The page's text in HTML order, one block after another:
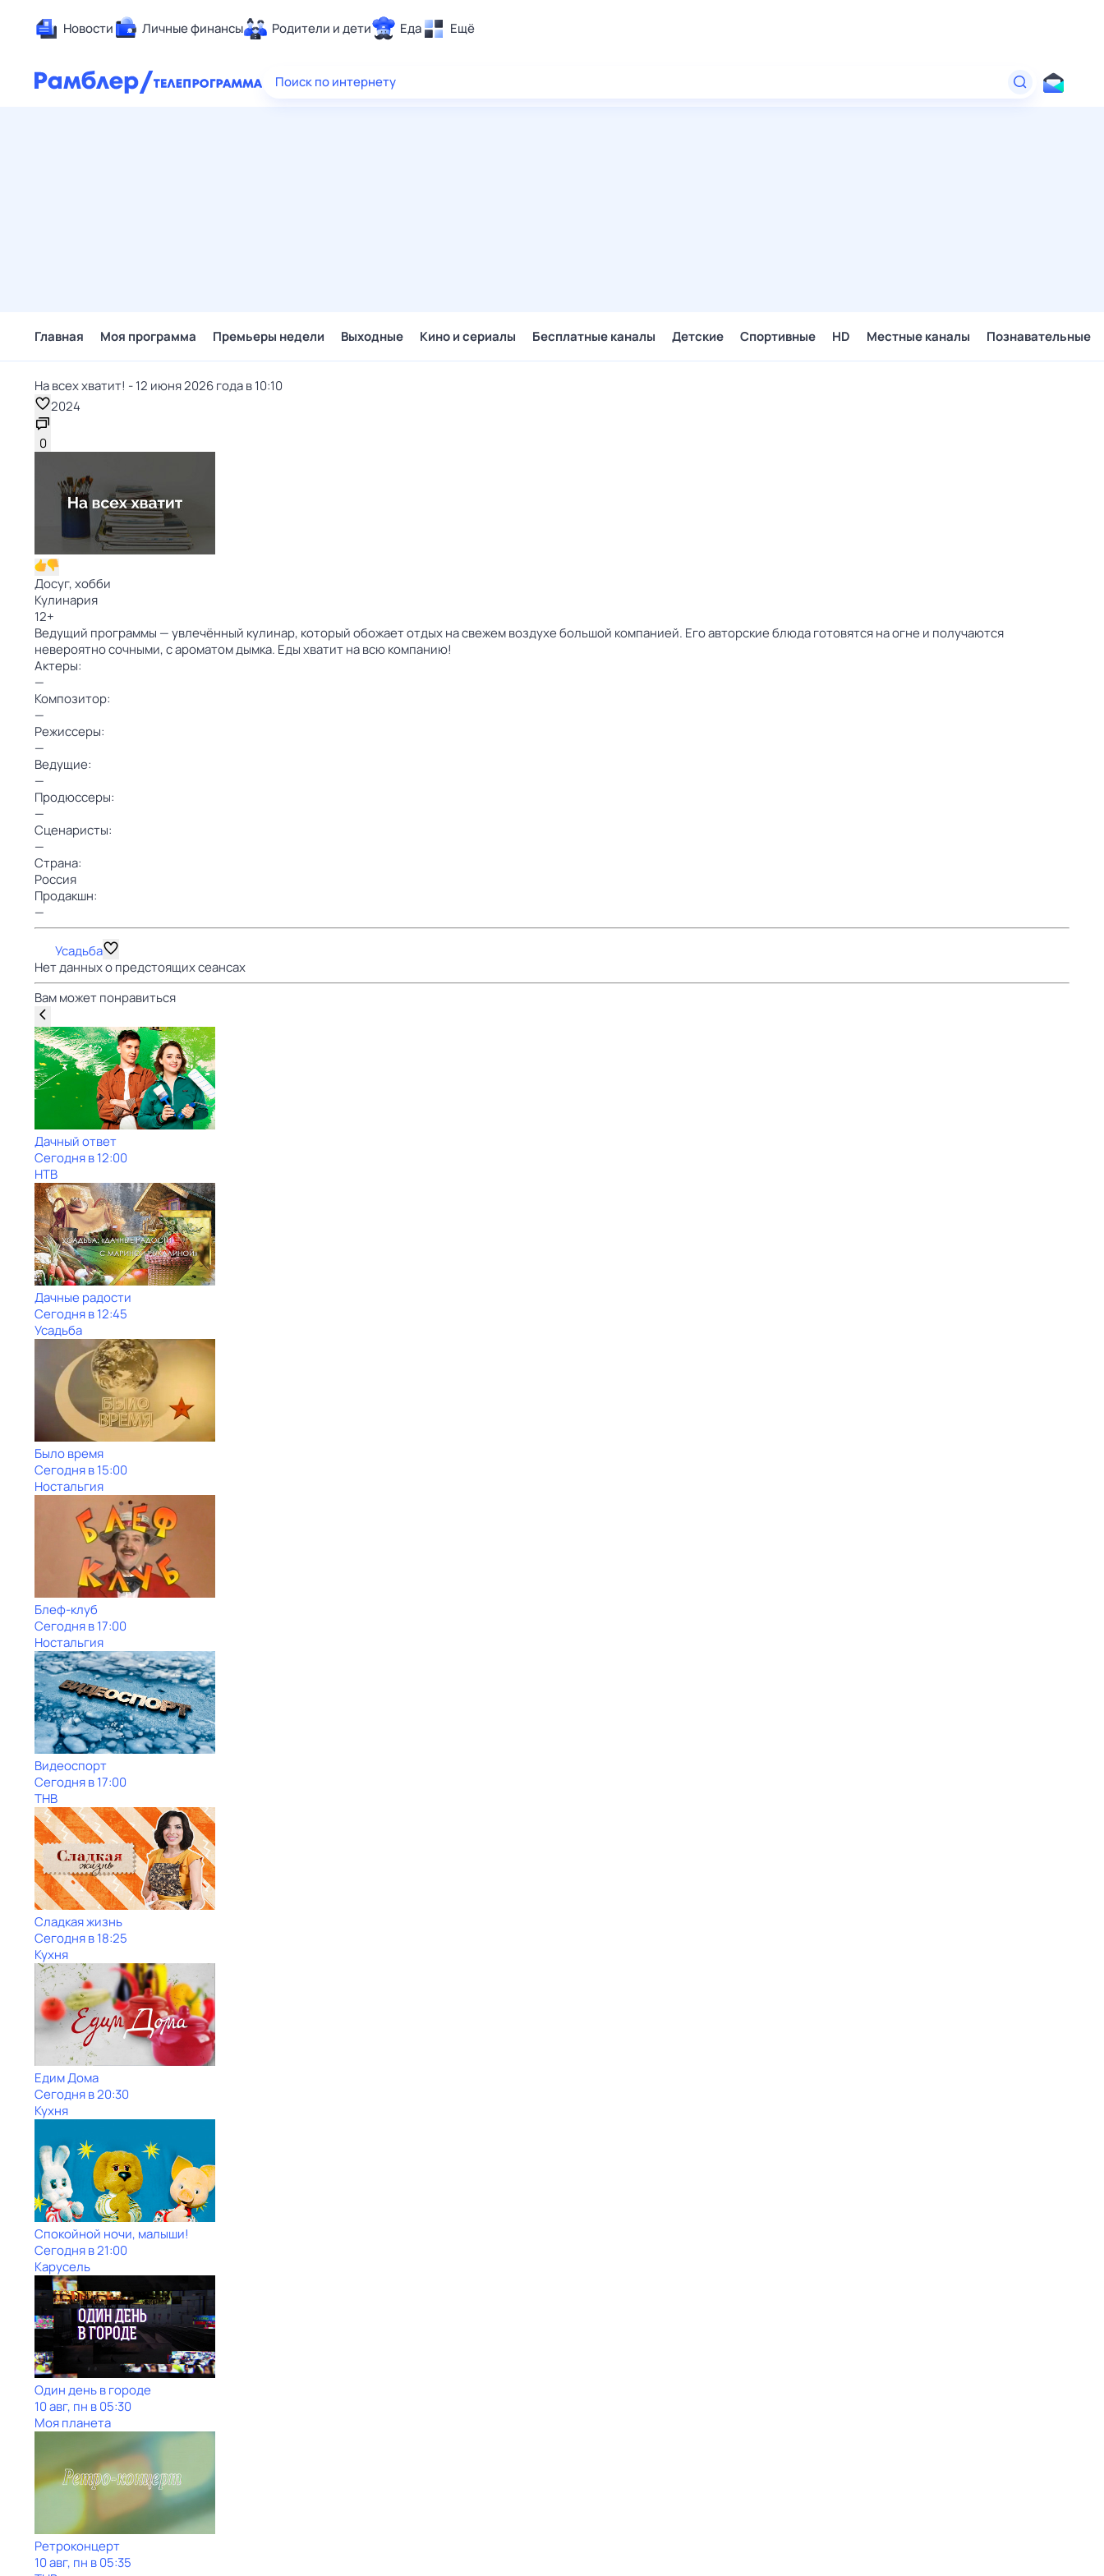
Новости Личные финансы Родители и дети Еда Ещё
Здоровье
Поиск по интернету
Главная Моя программа Премьеры недели Выходные Кино и сериалы Бесплатные каналы Детские Спортивные HD Местные каналы Познавательные
На всех хватит! - 12 июня 2026 года в 10:10
2024
0
Досуг, хобби
Кулинария
12+
Ведущий программы — увлечённый кулинар, который обожает отдых на свежем воздухе большой компанией. Его авторские блюда готовятся на огне и получаются
невероятно сочными, с ароматом дымка. Еды хватит на всю компанию!
Актеры:
—
Композитор:
—
Режиссеры:
—
Ведущие:
—
Продюссеры:
—
Сценаристы:
—
Страна:
Россия
Продакшн:
—
Усадьба
Нет данных о предстоящих сеансах
Вам может понравиться
Дачный ответ
Сегодня в 12:00
НТВ
Дачные радости
Сегодня в 12:45
Усадьба
Было время
Сегодня в 15:00
Ностальгия
Блеф-клуб
Сегодня в 17:00
Ностальгия
Видеоспорт
Сегодня в 17:00
ТНВ
Сладкая жизнь
Сегодня в 18:25
Кухня
Едим Дома
Сегодня в 20:30
Кухня
Спокойной ночи, малыши!
Сегодня в 21:00
Карусель
Один день в городе
10 авг, пн в 05:30
Моя планета
Ретроконцерт
10 авг, пн в 05:35